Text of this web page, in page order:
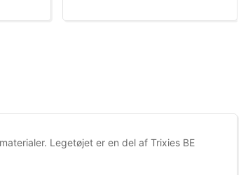
Legetøjet er en del af Trixies BE